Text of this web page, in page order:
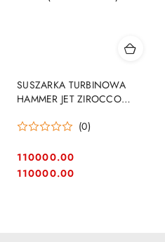
SUSZARKA TURBINOWA
HAMMER JET ZIROCCO
(0)
Cena:
110000.00
Cena:
110000.00